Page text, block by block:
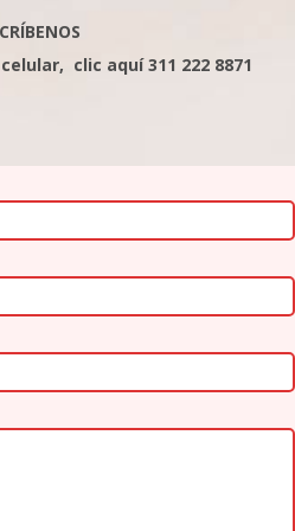
clic aquí 311 222 8871